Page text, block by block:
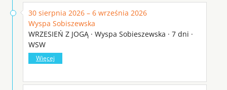
30 sierpnia 2026 – 6 września 2026
Wyspa Sobiszewska
WRZESIEŃ Z JOGĄ · Wyspa Sobieszewska · 7 dni ·
WSW
Więcej